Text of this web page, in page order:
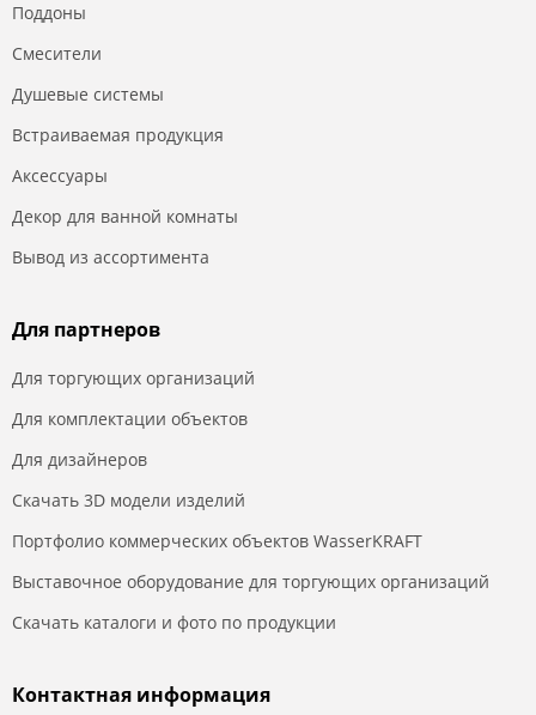
Поддоны
Смесители
Душевые системы
Встраиваемая продукция
Аксессуары
Декор для ванной комнаты
Вывод из ассортимента
Для партнеров
Для торгующих организаций
Для комплектации объектов
Для дизайнеров
Скачать 3D модели изделий
Портфолио коммерческих объектов WasserKRAFT
Выставочное оборудование для торгующих организаций
Скачать каталоги и фото по продукции
Контактная информация